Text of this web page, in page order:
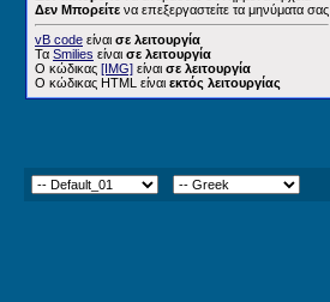
Δεν Μπορείτε να επεξεργαστείτε τα μηνύματα σας
vB code είναι σε λειτουργία
Τα Smilies είναι σε λειτουργία
Ο κώδικας [IMG] είναι σε λειτουργία
Ο κώδικας HTML είναι εκτός λειτουργίας